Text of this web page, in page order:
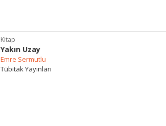
Kitap
Yakın Uzay
Emre Sermutlu
Tübitak Yayınları